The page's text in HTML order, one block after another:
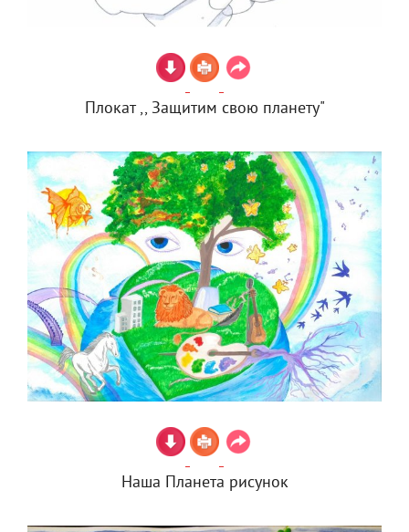
Плокат ,, Защитим свою планету"
Наша Планета рисунок